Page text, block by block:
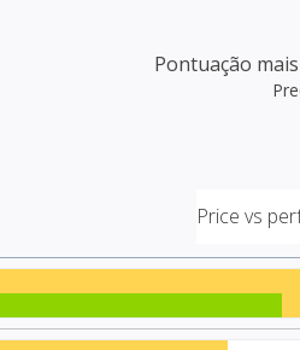
Pontuação
Price vs